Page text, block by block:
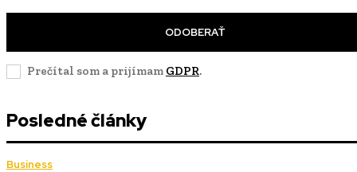
ODOBERAŤ
Prečítal som a prijímam GDPR.
Posledné články
Business